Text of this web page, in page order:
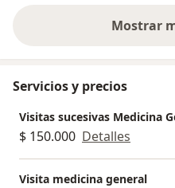
Mostrar
Servicios y precios
Visitas sucesivas Medicina
$ 150.000 Detalles
Visita medicina general